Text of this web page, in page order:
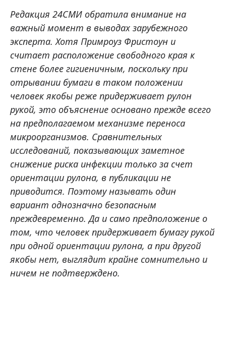
Редакция 24СМИ обратила внимание на
важный момент в выводах зарубежного
эксперта. Хотя Примроуз Фристоун и
считает расположение свободного края к
стене более гигиеничным, поскольку при
отрывании бумаги в таком положении
человек якобы реже придерживает рулон
рукой, это объяснение основано прежде всего
на предполагаемом механизме переноса
микроорганизмов. Сравнительных
исследований, показывающих заметное
снижение риска инфекции только за счет
ориентации рулона, в публикации не
приводится. Поэтому называть один
вариант однозначно безопасным
преждевременно. Да и само предположение о
том, что человек придерживает бумагу рукой
при одной ориентации рулона, а при другой
якобы нет, выглядит крайне сомнительно и
ничем не подтверждено.